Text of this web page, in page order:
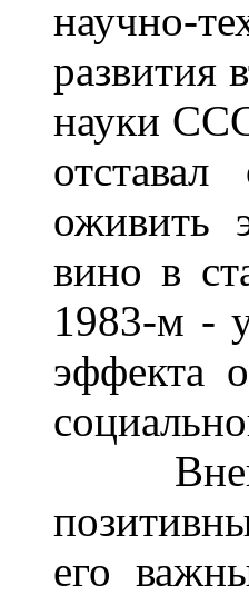
научно-
развития
науки
оживить
вино в
1983-м -
эффекта
его